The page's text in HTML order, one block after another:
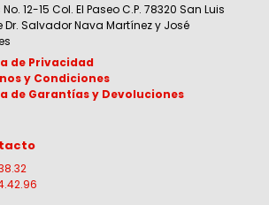
12-15 Col. El Paseo C.P. 78320 San Luis
Dr. Salvador Nava Martínez y José
de Privacidad
y Condiciones
de Garantías y Devoluciones